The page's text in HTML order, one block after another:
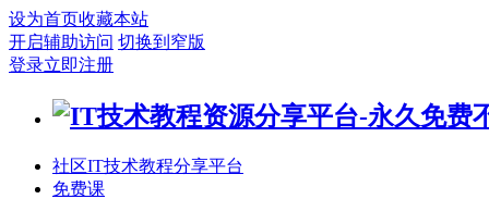
设为首页收藏本站
开启辅助访问 切换到窄版
登录立即注册
社区IT技术教程分享平台
免费课